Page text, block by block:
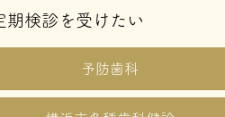
期検診を受けたい
予防歯科